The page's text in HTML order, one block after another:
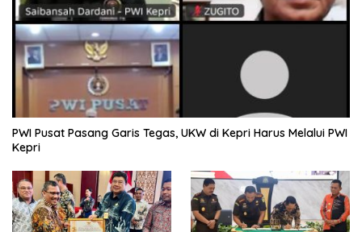
PWI Pusat Pasang Garis Tegas, UKW di Kepri Harus Melalui PWI
Kepri